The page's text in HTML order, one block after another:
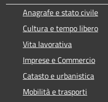
Anagrafe e stato civile
Cultura e tempo libero
Vita lavorativa
Imprese e Commercio
Catasto e urbanistica
Mobilità e trasporti